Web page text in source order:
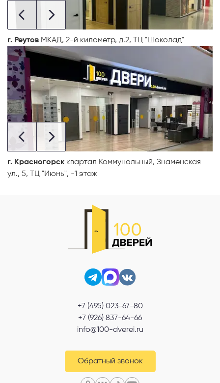
г. Реутов МКАД, 2-й километр, д.2, ТЦ "Шоколад"
г. Красногорск квартал Коммунальный, Знаменская
ул., 5, ТЦ "Июнь", -1 этаж
+7 (495) 023-67-80
+7 (926) 837-64-66
info@100-dverei.ru
Обратный звонок